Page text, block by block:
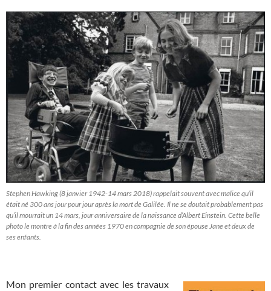
Stephen Hawking (8 janvier 1942-14 mars 2018) rappelait souvent avec malice qu’il
était né 300 ans jour pour jour après la mort de Galilée. Il ne se doutait probablement pas
qu’il mourrait un 14 mars, jour anniversaire de la naissance d’Albert Einstein. Cette belle
photo le montre à la fin des années 1970 en compagnie de son épouse Jane et deux de
ses enfants.
Mon premier contact avec les travaux